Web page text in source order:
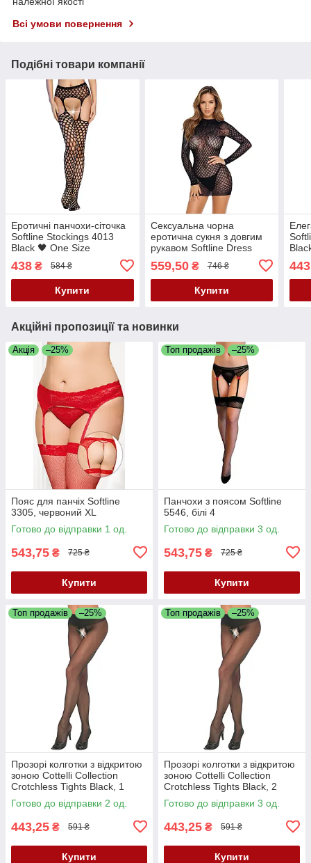
Всі умови повернення
Подібні товари компанії
Еротичні панчохи-сіточка
Softline Stockings 4013
Black 🖤 One Size
438 ₴ 584 ₴
Купити
Сексуальна чорна
еротична сукня з довгим
рукавом Softline Dress
559,50₴ 746 ₴
Купити
Акційні пропозиції та новинки
Акція –25%
Пояс для панчіх Softline
3305, червоний XL
Готово до відправки 1 од.
543,75 ₴ 725 ₴
Купити
Топ продажів –25%
Панчохи з поясом Softline
5546, білі 4
Готово до відправки 3 од.
543,75 ₴ 725 ₴
Купити
Топ продажів –25%
Прозорі колготки з відкритою
зоною Cottelli Collection
Crotchless Tights Black, 1
Готово до відправки 2 од.
443,25 ₴ 591 ₴
Купити
Топ продажів –25%
Прозорі колготки з відкритою
зоною Cottelli Collection
Crotchless Tights Black, 2
Готово до відправки 3 од.
443,25 ₴ 591 ₴
Купити